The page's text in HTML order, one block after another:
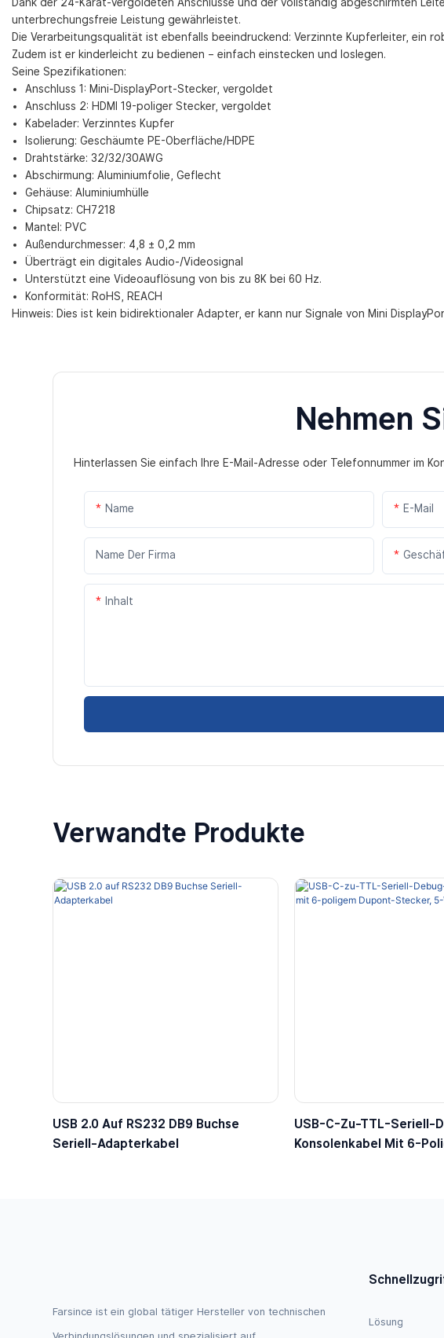
unterbrechungsfreie Leistung gewährleistet.
Die Verarbeitungsqualität ist ebenfalls beeindruckend: Verzinnte Kupferleiter, ein
Zudem ist er kinderleicht zu bedienen – einfach einstecken und loslegen.
Seine Spezifikationen:
Anschluss 1: Mini-DisplayPort-Stecker, vergoldet
Anschluss 2: HDMI 19-poliger Stecker, vergoldet
Kabelader: Verzinntes Kupfer
Isolierung: Geschäumte PE-Oberfläche/HDPE
Drahtstärke: 32/32/30AWG
Abschirmung: Aluminiumfolie, Geflecht
Gehäuse: Aluminiumhülle
Chipsatz: CH7218
Mantel: PVC
Außendurchmesser: 4,8 ± 0,2 mm
Überträgt ein digitales Audio-/Videosignal
Unterstützt eine Videoauflösung von bis zu 8K bei 60 Hz.
Konformität: RoHS, REACH
Hinweis: Dies ist kein bidirektionaler Adapter, er kann nur Signale von Mini
Nehmen
Hinterlassen Sie einfach Ihre E-Mail-Adresse oder Telefonnummer im
Name E-Mail
Name Der Firma
Inhalt
Verwandte Produkte
USB 2.0 Auf RS232 DB9 Buchse
Seriell-Adapterkabel
USB-C-Zu-TTL-Seriell-
Konsolenkabel Mit 6-
Farsince ist ein global tätiger Hersteller von technischen
Lösung